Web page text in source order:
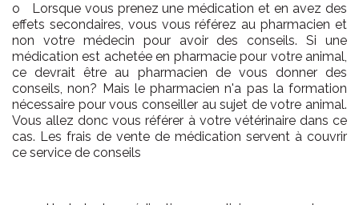
o Lorsque vous prenez une médication et en avez des
effets secondaires, vous vous référez au pharmacien et
non votre médecin pour avoir des conseils. Si une
médication est achetée en pharmacie pour votre animal,
ce devrait être au pharmacien de vous donner des
conseils, non? Mais le pharmacien n'a pas la formation
nécessaire pour vous conseiller au sujet de votre animal.
Vous allez donc vous référer à votre vétérinaire dans ce
cas. Les frais de vente de médication servent à couvrir
ce service de conseils